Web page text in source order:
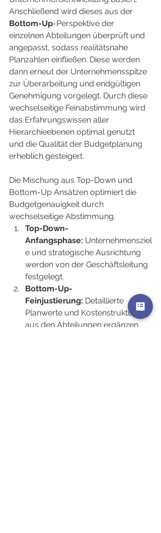
Anschließend wird dieses aus der
Bottom-Up-Perspektive der
einzelnen Abteilungen überprüft und
angepasst, sodass realitätsnahe
Planzahlen einfließen. Diese werden
dann erneut der Unternehmensspitze
zur Überarbeitung und endgültigen
Genehmigung vorgelegt. Durch diese
wechselseitige Feinabstimmung wird
das Erfahrungswissen aller
Hierarchieebenen optimal genutzt
und die Qualität der Budgetplanung
erheblich gesteigert.
Die Mischung aus Top-Down und
Bottom-Up Ansätzen optimiert die
Budgetgenauigkeit durch
wechselseitige Abstimmung.
Top-Down-
Anfangsphase: Unternehmensziel
e und strategische Ausrichtung
werden von der Geschäftsleitung
festgelegt.
Bottom-Up-
Feinjustierung: Detaillierte
Planwerte und Kostenstrukturen
aus den Abteilungen ergänzen